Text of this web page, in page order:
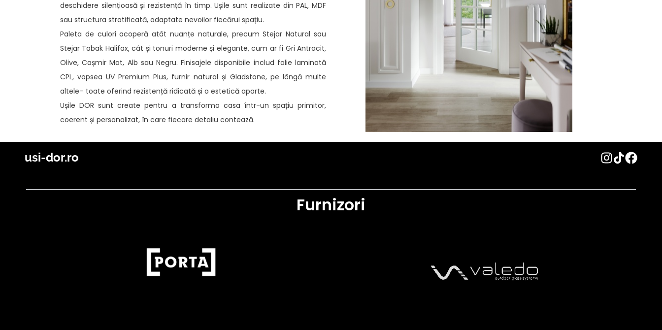
deschidere silențioasă și rezistență în timp. Ușile sunt realizate din PAL, MDF
sau structura stratificată, adaptate nevoilor fiecărui spațiu.
Paleta de culori acoperă atât nuanțe naturale, precum Stejar Natural sau
Stejar Tabak Halifax, cât și tonuri moderne și elegante, cum ar fi Gri Antracit,
Olive, Cașmir Mat, Alb sau Negru. Finisajele disponibile includ folie laminată
CPL, vopsea UV Premium Plus, furnir natural și Gladstone, pe lângă multe
altele– toate oferind rezistență ridicată și o estetică aparte.
Ușile DOR sunt create pentru a transforma casa într-un spațiu primitor,
coerent și personalizat, în care fiecare detaliu contează.
usi-dor.ro
Furnizori